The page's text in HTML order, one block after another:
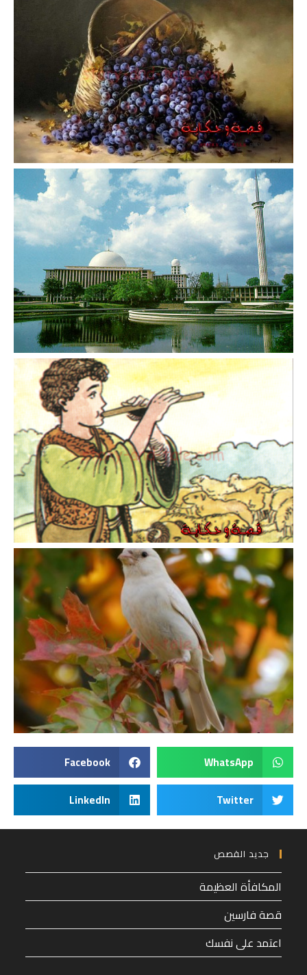
WhatsApp
Facebook
Twitter
LinkedIn
جديد القصص
المكافأة العظيمة
قصة فارسين
اعتمد على نفسك